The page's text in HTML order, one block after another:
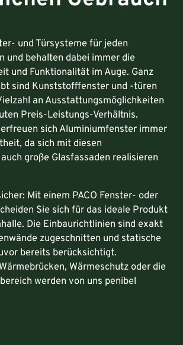
und Türsysteme für jeden
und behalten dabei immer die
und Funktionalität im Auge. Ganz
sind Kunststofffenster und -türen
an Ausstattungsmöglichkeiten
Preis-Leistungs-Verhältnis.
sich Aluminiumfenster immer
da sich mit diesen
große Glasfassaden realisieren
Mit einem PACO Fenster- oder
Sie sich für das ideale Produkt
Die Einbaurichtlinien sind exakt
zugeschnitten und statische
bereits berücksichtigt.
Wärmeschutz oder die
werden von uns penibel